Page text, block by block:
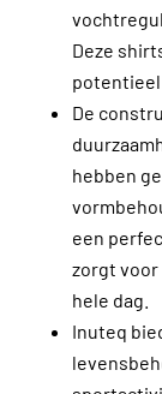
Deze
potentieel
De
hebben
een
zorgt
hele dag.
Inuteq